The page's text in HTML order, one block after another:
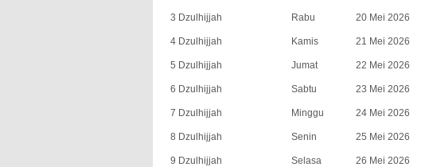
3 Dzulhijjah Rabu 20 Mei 2026
4 Dzulhijjah Kamis 21 Mei 2026
5 Dzulhijjah Jumat 22 Mei 2026
6 Dzulhijjah Sabtu 23 Mei 2026
7 Dzulhijjah Minggu 24 Mei 2026
8 Dzulhijjah Senin 25 Mei 2026
9 Dzulhijjah Selasa 26 Mei 2026